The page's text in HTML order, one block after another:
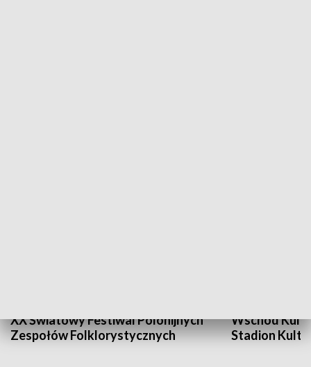
XX Światowy Festiwal Polonijnych
Zespołów Folklorystycznych
Wschód
Stadion